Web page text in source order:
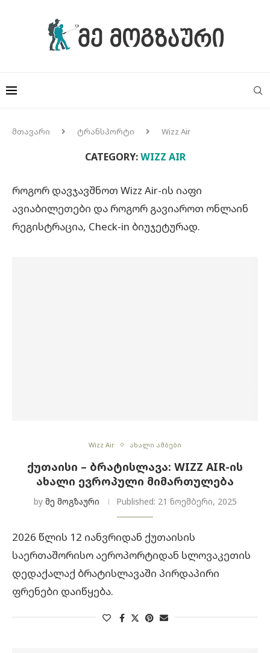
მთავარი ტრანსპორტი Wizz Air
CATEGORY: WIZZ AIR
როგორ დავჯავშნოთ Wizz Air-ის იაფი
ავიაბილეთები და როგორ გავიაროთ ონლაინ
რეგისტრაცია, Check-in ბიუჯეტურად.
Wizz Air ახალი ამბები
ᲥᲣᲗᲐᲘᲡᲘ – ᲑᲠᲐᲢᲘᲡᲚᲐᲕᲐ: WIZZ AIR-ᲘᲡ
ᲐᲮᲐᲚᲘ ᲔᲕᲠᲝᲞᲣᲚᲘ ᲛᲘᲛᲐᲠᲗᲣᲚᲔᲑᲐ
by მე მოგზაური Published: 21 ნოემბერი, 2025
2026 წლის 12 იანვრიდან ქუთაისის
საერთაშორისო აეროპორტიდან სლოვაკეთის
დედაქალაქ ბრატისლავაში პირდაპირი
ფრენები დაიწყება.